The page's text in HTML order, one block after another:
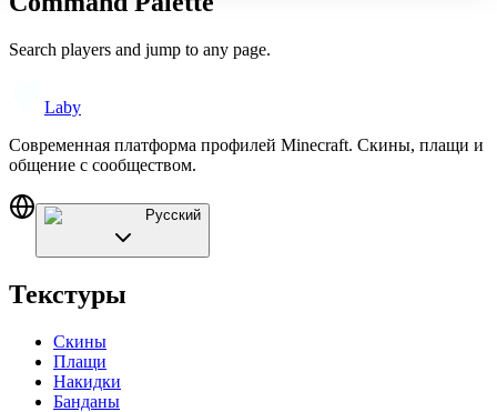
Search players and jump to any page.
Laby
Современная платформа профилей Minecraft. Скины, плащи и
общение с сообществом.
Русский
Текстуры
Скины
Плащи
Накидки
Банданы